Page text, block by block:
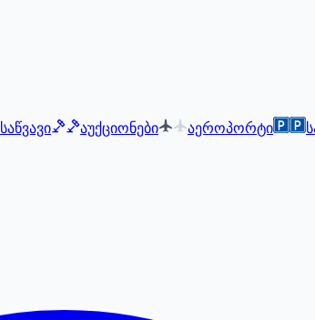
საწვავი აუქციონები აეროპორტი